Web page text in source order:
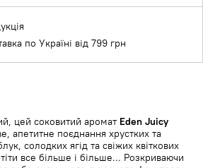
по Україні від 799 грн
цей соковитий аромат Eden Juicy
апетитне поєднання хрустких та
солодких ягід та свіжих квіткових
все більше і більше... Розкриваючи